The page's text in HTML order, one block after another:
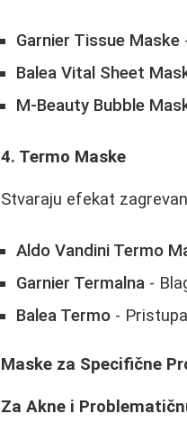
Garnier Tissue Maske
Balea Vital Sheet
M-Beauty Bubble
4. Termo Maske
Stvaraju efekat
Aldo Vandini Termo
Garnier Termalna -
Balea Termo -
Maske za Specifične
Za Akne i